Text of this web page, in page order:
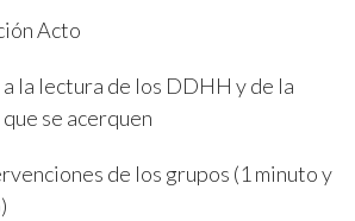
Acto
la lectura de los DDHH y de la
se acerquen
de los grupos (1 minuto y